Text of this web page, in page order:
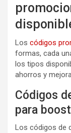
Los códigos
formas, cada
los tipos
ahorros y
Códigos
para
Los códigos de